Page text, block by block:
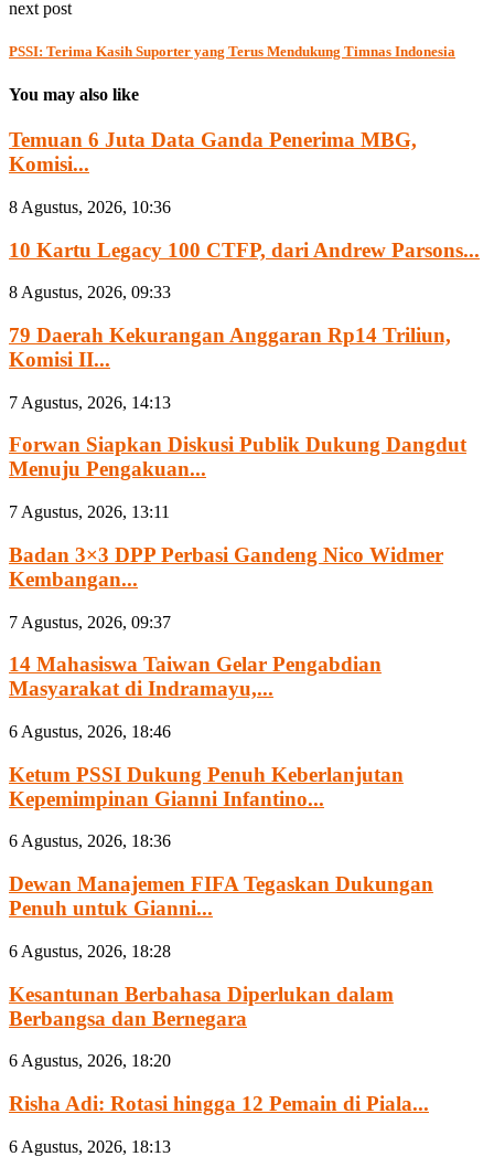
next post
PSSI: Terima Kasih Suporter yang Terus Mendukung Timnas Indonesia
You may also like
Temuan 6 Juta Data Ganda Penerima MBG,
Komisi...
8 Agustus, 2026, 10:36
10 Kartu Legacy 100 CTFP, dari Andrew Parsons...
8 Agustus, 2026, 09:33
79 Daerah Kekurangan Anggaran Rp14 Triliun,
Komisi II...
7 Agustus, 2026, 14:13
Forwan Siapkan Diskusi Publik Dukung Dangdut
Menuju Pengakuan...
7 Agustus, 2026, 13:11
Badan 3×3 DPP Perbasi Gandeng Nico Widmer
Kembangan...
7 Agustus, 2026, 09:37
14 Mahasiswa Taiwan Gelar Pengabdian
Masyarakat di Indramayu,...
6 Agustus, 2026, 18:46
Ketum PSSI Dukung Penuh Keberlanjutan
Kepemimpinan Gianni Infantino...
6 Agustus, 2026, 18:36
Dewan Manajemen FIFA Tegaskan Dukungan
Penuh untuk Gianni...
6 Agustus, 2026, 18:28
Kesantunan Berbahasa Diperlukan dalam
Berbangsa dan Bernegara
6 Agustus, 2026, 18:20
Risha Adi: Rotasi hingga 12 Pemain di Piala...
6 Agustus, 2026, 18:13